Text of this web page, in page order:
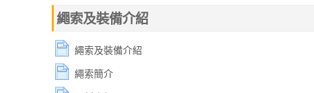
繩索及裝備介紹
繩索及裝備介紹
繩索簡介